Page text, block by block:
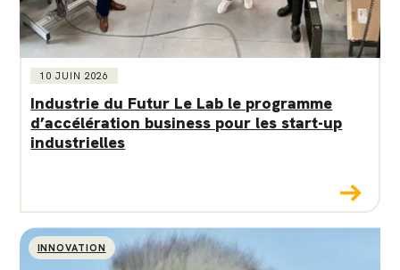
10 JUIN 2026
Industrie du Futur Le Lab le programme
d’accélération business pour les start-up
industrielles
INNOVATION